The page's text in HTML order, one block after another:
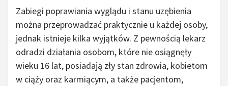
Zabiegi poprawiania wyglądu i stanu uzębienia
można przeprowadzać praktycznie u każdej osoby,
jednak istnieje kilka wyjątków. Z pewnością lekarz
odradzi działania osobom, które nie osiągnęły
wieku 16 lat, posiadają zły stan zdrowia, kobietom
w ciąży oraz karmiącym, a także pacjentom,